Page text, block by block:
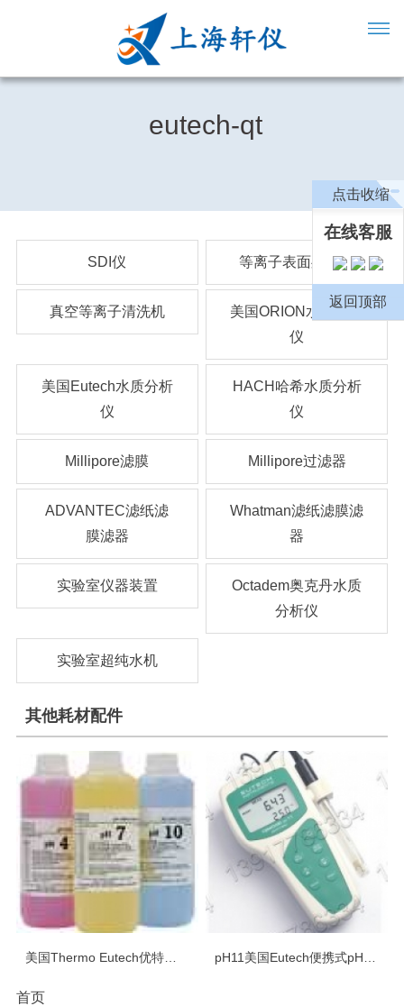
eutech-qt
SDI仪 等离子表面处理机
真空等离子清洗机
美国ORION水质分析
仪
美国Eutech水质分析
仪
HACH哈希水质分析
仪
Millipore滤膜 Millipore过滤器
ADVANTEC滤纸滤
膜滤器
Whatman滤纸滤膜滤
器
实验室仪器装置
Octadem奥克丹水质
分析仪
实验室超纯水机
其他耗材配件
美国Thermo Eutech优特实验室水质分析仪配套缓冲液浸泡液标准液
首页
点击收缩
在线客服
返回顶部